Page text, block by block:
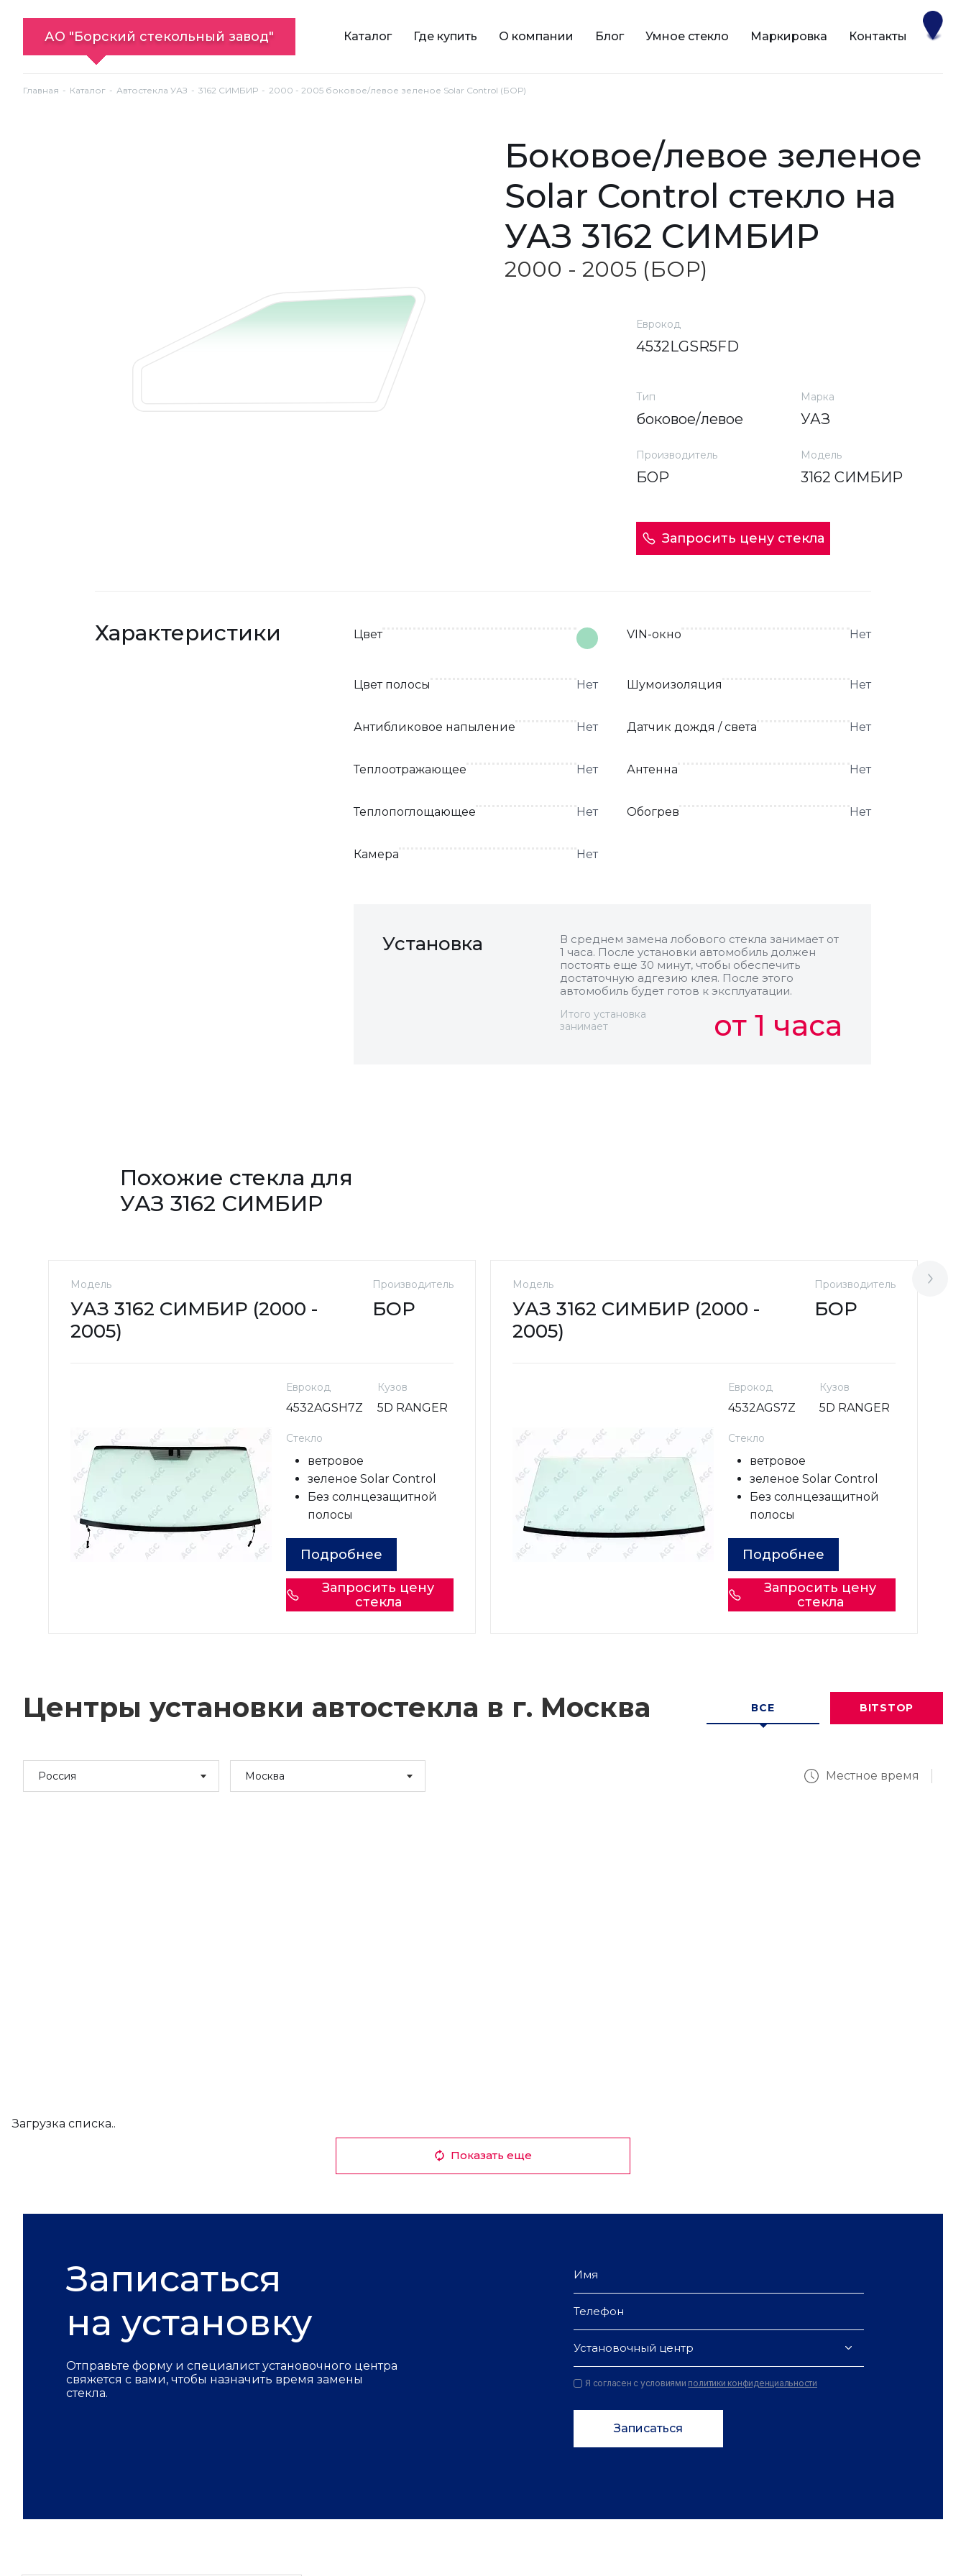
АО "Борский стекольный завод" Каталог Где купить О компании Блог Умное стекло Маркировка Контакты
Главная Каталог Автостекла УАЗ 3162 СИМБИР 2000 - 2005 боковое/левое зеленое Solar Control (БОР)
боковое/левое зеленое
Solar Control стекло на
УАЗ 3162 СИМБИР
2000 - 2005 (БОР)
Еврокод
4532LGSR5FD
Тип
боковое/левое
Марка
УАЗ
Производитель
БОР
Модель
3162 СИМБИР
Запросить цену стекла
Характеристики Цвет VIN-окно Нет
Цвет полосы Нет Шумоизоляция Нет
Антибликовое напыление Нет Датчик дождя / света Нет
Теплоотражающее Нет Антенна Нет
Теплопоглощающее Нет Обогрев Нет
Камера Нет
Установка
В среднем замена лобового стекла занимает от
1 часа. После установки автомобиль должен
постоять еще 30 минут, чтобы обеспечить
достаточную адгезию клея. После этого
автомобиль будет готов к эксплуатации.
Итого установка
занимает
от 1 часа
Похожие стекла для
УАЗ 3162 СИМБИР
Модель
УАЗ 3162 СИМБИР (2000 -
2005)
Производитель
БОР
Еврокод
4532AGSH7Z
Кузов
5D RANGER
Стекло
ветровое
зеленое Solar Control
Без солнцезащитной
полосы
Подробнее
Запросить цену
стекла
Модель
УАЗ 3162 СИМБИР (2000 -
2005)
Производитель
БОР
Еврокод
4532AGS7Z
Кузов
5D RANGER
Стекло
ветровое
зеленое Solar Control
Без солнцезащитной
полосы
Подробнее
Запросить цену
стекла
Центры установки автостекла в г. Москва ВСЕ BITSTOP
Россия Москва Местное время
Загрузка списка..
Показать еще
Записаться
на установку
Отправьте форму и специалист установочного центра
свяжется с вами, чтобы назначить время замены
стекла.
Установочный центр
Я согласен с условиями политики конфиденциальности
Записаться